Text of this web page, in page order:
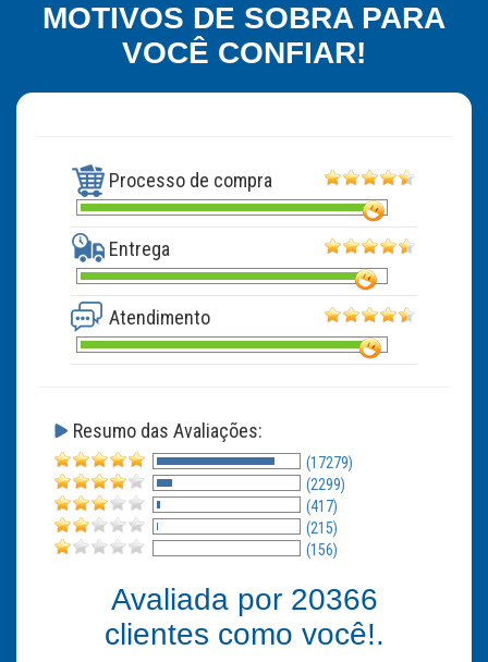
MOTIVOS DE SOBRA PARA
VOCÊ CONFIAR!
Processo de compra
Entrega
Atendimento
Resumo das Avaliações:
(17279)
(2299)
(417)
(215)
(156)
Avaliada por 20366
clientes como você!.